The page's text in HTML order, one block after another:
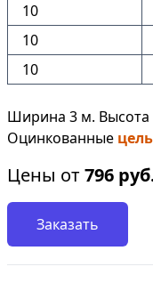
10
10
10
Ширина 3 м. Высота
Оцинкованные
Цены от796
Заказать